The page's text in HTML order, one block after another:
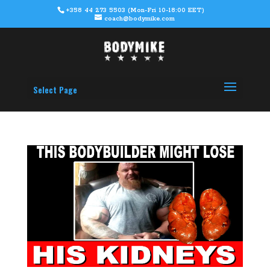
+358 44 273 5503 (Mon-Fri 10-18:00 EET)
coach@bodymike.com
Select Page